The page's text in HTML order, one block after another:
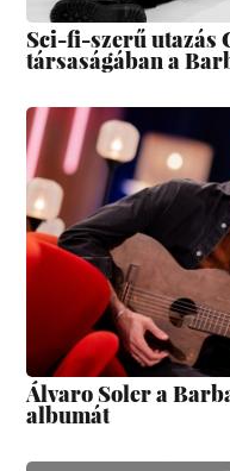
Sci-fi-szerű utazás
társaságában a
Álvaro Soler a
albumát